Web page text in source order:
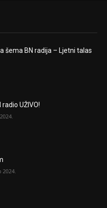
šema BN radija – Ljetni talas
UŽIVO!
2024.